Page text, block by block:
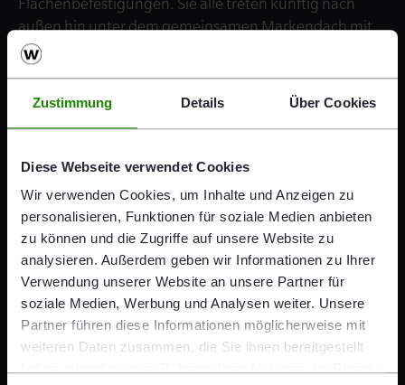
Zustimmung Details Über Cookies
Diese Webseite verwendet Cookies
Wir verwenden Cookies, um Inhalte und Anzeigen zu
personalisieren, Funktionen für soziale Medien anbieten
zu können und die Zugriffe auf unsere Website zu
analysieren. Außerdem geben wir Informationen zu Ihrer
Verwendung unserer Website an unsere Partner für
soziale Medien, Werbung und Analysen weiter. Unsere
Partner führen diese Informationen möglicherweise mit
weiteren Daten zusammen, die Sie ihnen bereitgestellt
außen hin unter dem gemeinsamen Markendach mit
dem Zusatz „wienerberger“ auf.
"Wir wollen die alten
Konnotationen hinter uns lassen,
wienerberger neu positionieren
und ein klares Bild der
wienerberger Welt bei all unseren
Stakeholdern verankern."